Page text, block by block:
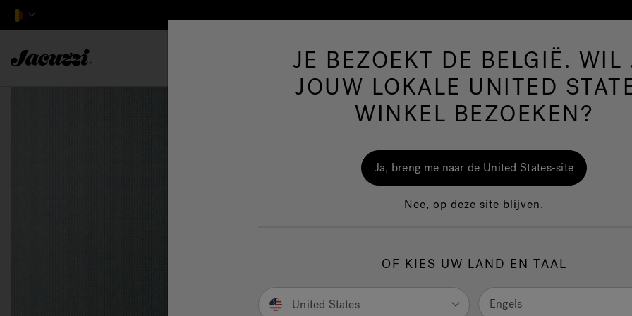
Hot Tubs Zwem-Spa’s Badkamer Wellness
JE BEZOEKT DE BELGIË. WIL
JOUW LOKALE UNITED
WINKEL BEZOEKEN?
Ja, breng me naar de United States-site
Nee, op deze site blijven.
OF KIES UW LAND EN TAAL
United States Engels